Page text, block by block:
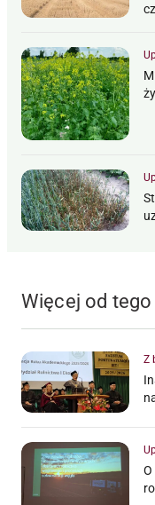
Więcej od
Z